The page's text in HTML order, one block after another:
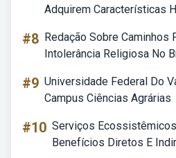
Adquirem Características
#8 Redação Sobre Caminhos
Intolerância Religiosa No
#9 Universidade Federal Do
Campus Ciências Agrárias
#10 Serviços
Benefícios Diretos E